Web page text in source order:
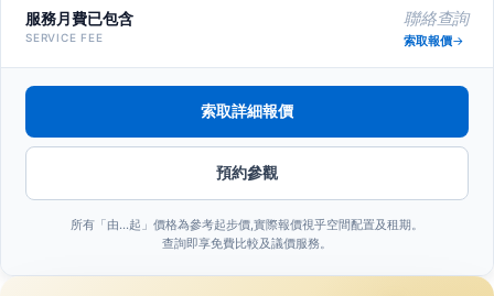
服務月費已包含
SERVICE FEE
聯絡查詢
索取報價
索取詳細報價
預約參觀
所有「由…起」價格為參考起步價,實際報價視乎空間配置及租期。
查詢即享免費比較及議價服務。